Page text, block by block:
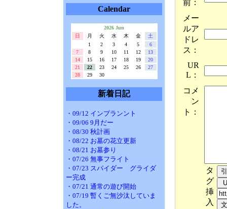
Calendar
2026 Jun
日
月 火 水 木 金
土
1
2 3 4 5
6
7
8 9 10 11 12
13
14
15 16 17 18 19
20
21
22 23 24 25 26
27
28
29 30
新着日記
・09/12 インプランント
・09/06 9月だー
・08/30 秋計画
・08/22 お墓の花立更新
・08/21 お墓参り
・07/26 無事フライト
・07/23 スパイダー グライダ
ー完成
・07/21 通常の遊び開始
・07/19 暫くご無沙汰していま
した。
前：
メー
ルア
ドレ
ス：
UR
L：
コメ
ン
ト：
タ
グ
挿
入